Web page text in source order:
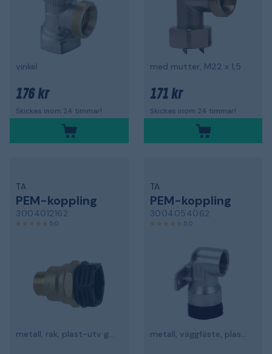
vinkel
176 kr
Skickas inom 24 timmar!
med mutter, M22 x 1,5
171 kr
Skickas inom 24 timmar!
TA
PEM-koppling
3004012162
5,0
metall, rak, plast-utv gg, förminskad
TA
PEM-koppling
3004054062
5,0
metall, väggfäste, plast-inv gg